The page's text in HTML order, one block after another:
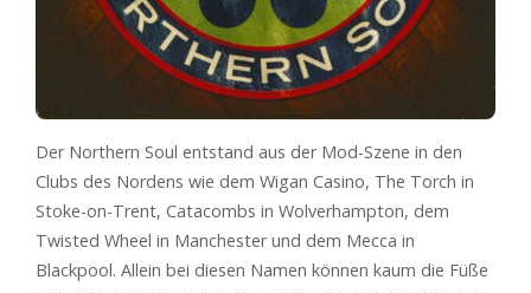
Der Northern Soul entstand aus der Mod-Szene in den
Clubs des Nordens wie dem Wigan Casino, The Torch in
Stoke-on-Trent, Catacombs in Wolverhampton, dem
Twisted Wheel in Manchester und dem Mecca in
Blackpool. Allein bei diesen Namen können kaum die Füße